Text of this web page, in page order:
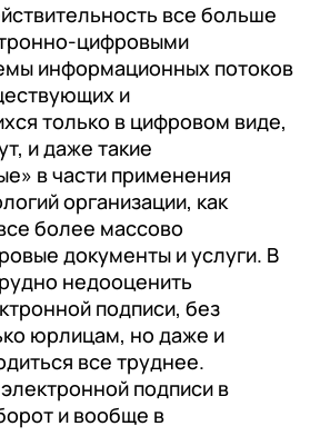
все больше
цифровыми
информационных потоков
и
только в цифровом виде,
и даже такие
в части применения
организации, как
более массово
документы и услуги. В
недооценить
подписи, без
юрлицам, но даже и
все труднее.
подписи в
и вообще в
взаимоотношениями с